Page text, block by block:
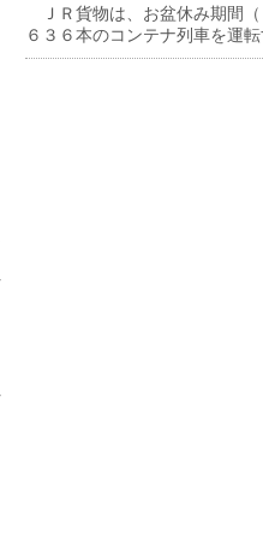
ＪＲ貨物は、お盆休み期間
６３６本のコンテナ列車を運転